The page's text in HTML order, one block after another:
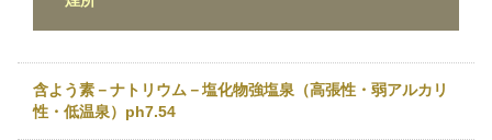
含よう素－ナトリウム－塩化物強塩泉（高張性・弱アルカリ
性・低温泉）ph7.54